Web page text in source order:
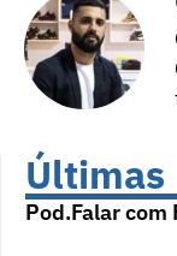
Últimas
Pod.Falar